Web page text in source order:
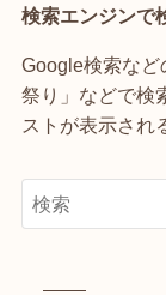
検索エンジンで
Google検索な
祭り」などで検
ストが表示され